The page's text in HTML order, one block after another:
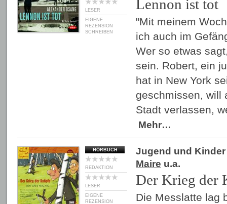
LESER
EIGENE
REZENSION
SCHREIBEN
Lennon ist tot
"Mit meinem
ich auch im
Wer so etwas
sein. Robert, ein
hat in New York
geschmissen, will
Stadt verlassen,
Mehr…
HÖRBUCH
REDAKTION
LESER
EIGENE
REZENSION
Jugend und Kinder
Maire u.a.
Der Krieg der
Die Messlatte lag